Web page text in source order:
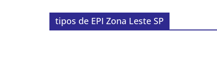
tipos de EPI Zona Leste SP